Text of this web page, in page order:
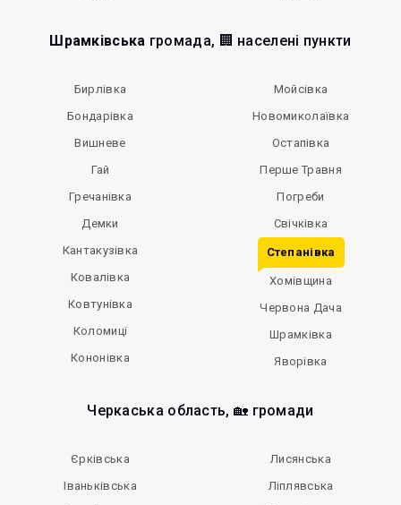
Шрамківська громада, 🏢 населені пункти
Бирлівка
Бондарівка
Вишневе
Гай
Гречанівка
Демки
Кантакузівка
Ковалівка
Ковтунівка
Коломиці
Кононівка
Мойсівка
Новомиколаївка
Остапівка
Перше Травня
Погреби
Свічківка
Степанівка
Хомівщина
Червона Дача
Шрамківка
Яворівка
Черкаська область, 🏡 громади
Єрківська
Іваньківська
Лисянська
Ліплявська